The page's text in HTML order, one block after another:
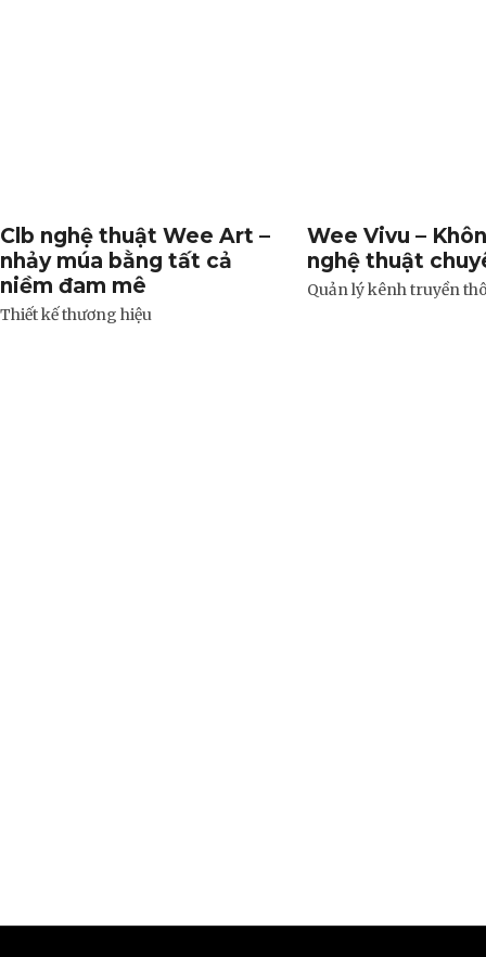
Clb nghệ thuật Wee Art –
nhảy múa bằng tất cả
niềm đam mê
Thiết kế thương hiệu
Wee Vivu –
nghệ thuật
Quản lý kênh truyền